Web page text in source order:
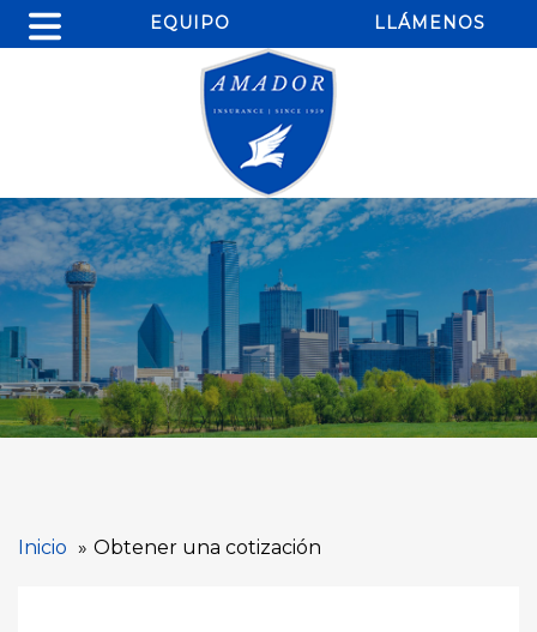
EQUIPO LLÁMENOS
Inicio Obtener una cotización